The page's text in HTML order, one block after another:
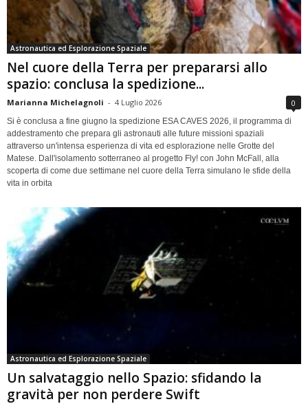
Astronautica ed Esplorazione Spaziale
Nel cuore della Terra per prepararsi allo
spazio: conclusa la spedizione...
Marianna Michelagnoli - 4 Luglio 2026 0
Si è conclusa a fine giugno la spedizione ESA CAVES 2026, il programma di
addestramento che prepara gli astronauti alle future missioni spaziali
attraverso un'intensa esperienza di vita ed esplorazione nelle Grotte del
Matese. Dall'isolamento sotterraneo al progetto Fly! con John McFall, alla
scoperta di come due settimane nel cuore della Terra simulano le sfide della
vita in orbita
Astronautica ed Esplorazione Spaziale
Un salvataggio nello Spazio: sfidando la
gravità per non perdere Swift